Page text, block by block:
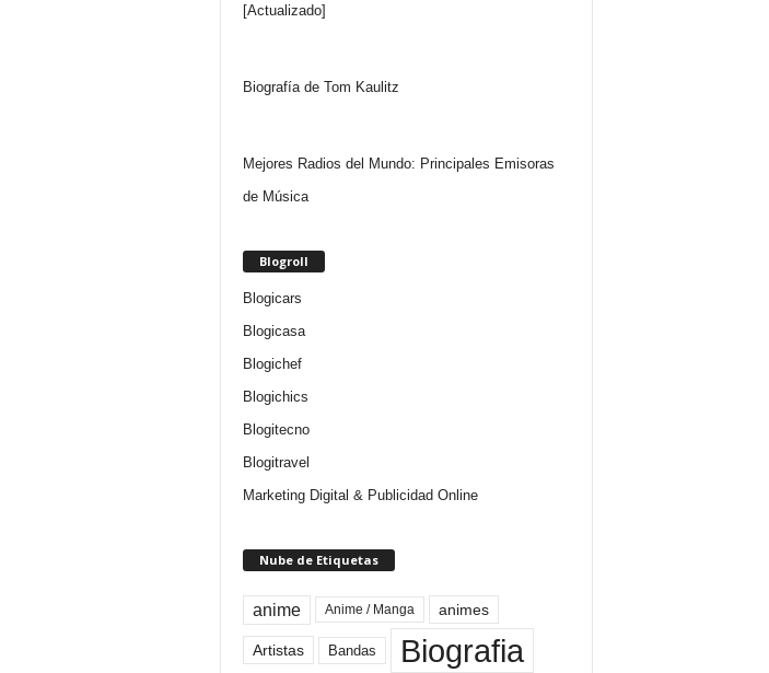
[Actualizado]
Biografía de Tom Kaulitz
Mejores Radios del Mundo: Principales Emisoras
de Música
Blogroll
Blogicars
Blogicasa
Blogichef
Blogichics
Blogitecno
Blogitravel
Marketing Digital & Publicidad Online
Nube de Etiquetas
anime Anime / Manga animes
Artistas Bandas Biografia